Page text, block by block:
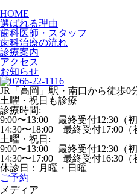
HOME
選ばれる理由
歯科医師・スタッフ
歯科治療の流れ
診療案内
アクセス
お知らせ
JR「高岡」駅・南口から徒歩0
土曜・祝日も診療
診療時間:
9:00〜13:00 最終受付12:30（初
14:30〜18:00 最終受付17:00（
土曜・祝日:
9:00〜13:00 最終受付12:30（初
14:30〜17:00 最終受付16:30（
休診日：月曜・日曜
ご予約
メディア